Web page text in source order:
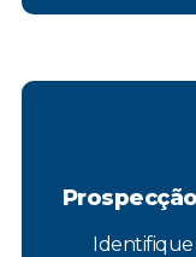
Identifique